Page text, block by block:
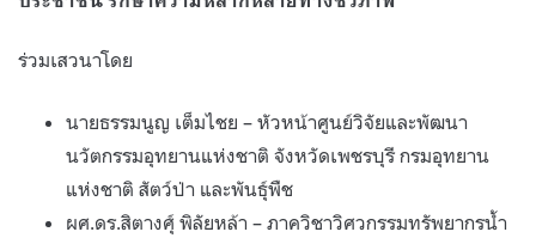
ร่วมเสวนาโดย
นายธรรมนูญ เต็มไชย – หัวหน้าศูนย์วิจัยและพัฒนา
นวัตกรรมอุทยานแห่งชาติ จังหวัดเพชรบุรี กรมอุทยาน
แห่งชาติ สัตว์ป่า และพันธุ์พืช
ผศ.ดร.สิตางศุ์ พิลัยหล้า – ภาควิชาวิศวกรรมทรัพยากรน้ำ